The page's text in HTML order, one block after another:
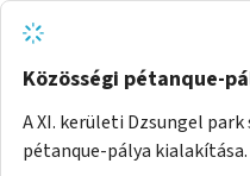
Közösségi pétanque-
A XI. kerületi Dzsungel
pétanque-pálya kialakítása.